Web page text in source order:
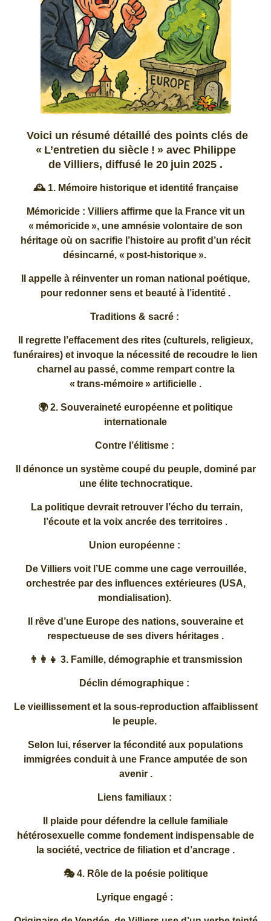
Voici un résumé détaillé des points clés de
« L’entretien du siècle ! » avec Philippe
de Villiers, diffusé le 20 juin 2025 .
🕰️ 1. Mémoire historique et identité française
Mémoricide : Villiers affirme que la France vit un
« mémoricide », une amnésie volontaire de son
héritage où on sacrifie l’histoire au profit d’un récit
désincarné, « post‑historique ».
Il appelle à réinventer un roman national poétique,
pour redonner sens et beauté à l’identité .
Traditions & sacré :
Il regrette l’effacement des rites (culturels, religieux,
funéraires) et invoque la nécessité de recoudre le lien
charnel au passé, comme rempart contre la
« trans‑mémoire » artificielle .
🌍 2. Souveraineté européenne et politique
internationale
Contre l’élitisme :
Il dénonce un système coupé du peuple, dominé par
une élite technocratique.
La politique devrait retrouver l’écho du terrain,
l’écoute et la voix ancrée des territoires .
Union européenne :
De Villiers voit l’UE comme une cage verrouillée,
orchestrée par des influences extérieures (USA,
mondialisation).
Il rêve d’une Europe des nations, souveraine et
respectueuse de ses divers héritages .
👨‍👩‍👧 3. Famille, démographie et transmission
Déclin démographique :
Le vieillissement et la sous-reproduction affaiblissent
le peuple.
Selon lui, réserver la fécondité aux populations
immigrées conduit à une France amputée de son
avenir .
Liens familiaux :
Il plaide pour défendre la cellule familiale
hétérosexuelle comme fondement indispensable de
la société, vectrice de filiation et d’ancrage .
🎭 4. Rôle de la poésie politique
Lyrique engagé :